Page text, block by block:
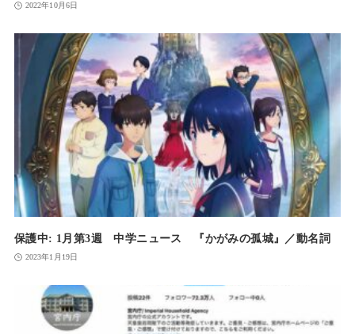
2022年10月6日
保護中: 1月第3週 中学ニュース 『かがみの孤城』／動名詞
2023年1月19日